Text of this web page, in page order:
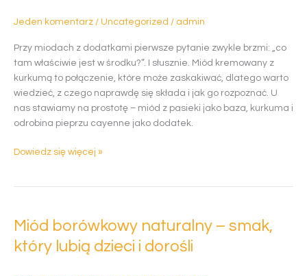
Jeden komentarz / Uncategorized / admin
Przy miodach z dodatkami pierwsze pytanie zwykle brzmi: „co
tam właściwie jest w środku?”. I słusznie. Miód kremowany z
kurkumą to połączenie, które może zaskakiwać, dlatego warto
wiedzieć, z czego naprawdę się składa i jak go rozpoznać. U
nas stawiamy na prostotę – miód z pasieki jako baza, kurkuma i
odrobina pieprzu cayenne jako dodatek.
jest
jego
rozpoznać?
Dowiedz się więcej »
Miód borówkowy naturalny – smak,
który lubią dzieci i dorośli
naturalny
–
smak,